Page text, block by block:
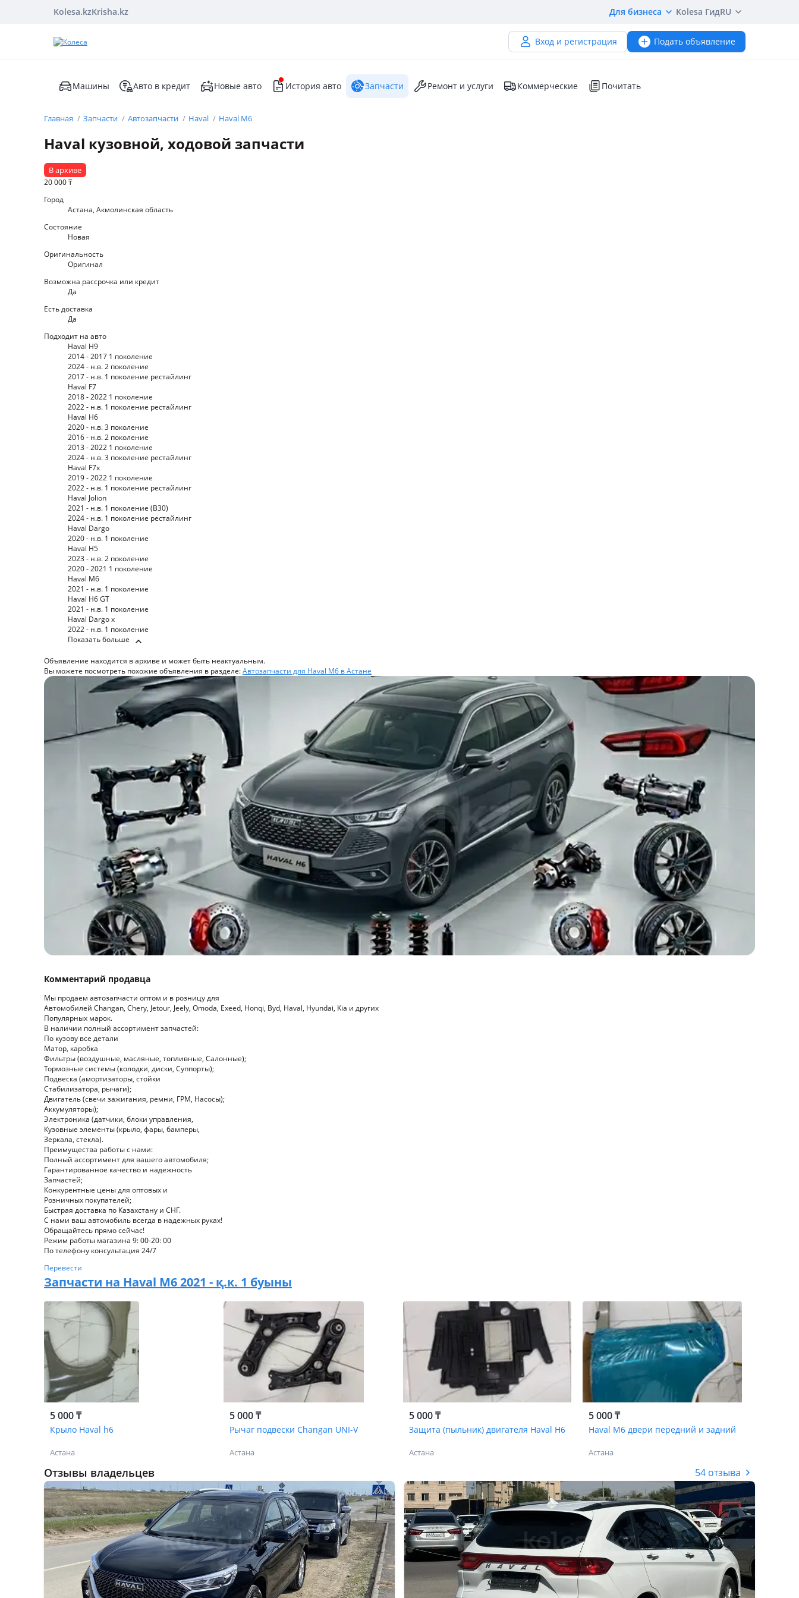
Kolesa.kzKrisha.kz Для бизнеса Kolesa ГидRU
Вход и регистрация Подать объявление
Машины Авто в кредит Новые авто История авто Запчасти Ремонт и услуги Коммерческие Почитать
Главная Запчасти Автозапчасти Haval Haval M6
Haval кузовной, ходовой запчасти
В архиве
20 000₸
Город
Астана, Акмолинская область
Состояние
Новая
Оригинальность
Оригинал
Возможна рассрочка или кредит
Да
Есть доставка
Да
Подходит на авто
Haval H9
2014 - 2017 1 поколение
2024 - н.в. 2 поколение
2017 - н.в. 1 поколение рестайлинг
Haval F7
2018 - 2022 1 поколение
2022 - н.в. 1 поколение рестайлинг
Haval H6
2020 - н.в. 3 поколение
2016 - н.в. 2 поколение
2013 - 2022 1 поколение
2024 - н.в. 3 поколение рестайлинг
Haval F7x
2019 - 2022 1 поколение
2022 - н.в. 1 поколение рестайлинг
Haval Jolion
2021 - н.в. 1 поколение (B30)
2024 - н.в. 1 поколение рестайлинг
Haval Dargo
2020 - н.в. 1 поколение
Haval H5
2023 - н.в. 2 поколение
2020 - 2021 1 поколение
Haval M6
2021 - н.в. 1 поколение
Haval H6 GT
2021 - н.в. 1 поколение
Haval Dargo x
2022 - н.в. 1 поколение
Показать больше
Объявление находится в архиве и может быть неактуальным.
Вы можете посмотреть похожие объявления в разделе:Автозапчасти для Haval M6 в Астане
Комментарий продавца
Мы продаем автозапчасти оптом и в розницу для
Автомобилей Changan, Chery, Jetour, Jeely, Omoda, Exeed, Honqi, Byd, Haval, Hyundai, Kia и других
Популярных марок.
В наличии полный ассортимент запчастей:
По кузову все детали
Матор, каробка
Фильтры (воздушные, масляные, топливные, Салонные);
Тормозные системы (колодки, диски, Суппорты);
Подвеска (амортизаторы, стойки
Стабилизатора, рычаги);
Двигатель (свечи зажигания, ремни, ГРМ, Насосы);
Аккумуляторы);
Электроника (датчики, блоки управления,
Кузовные элементы (крыло, фары, бамперы,
Зеркала, стекла).
Преимущества работы с нами:
Полный ассортимент для вашего автомобиля;
Гарантированное качество и надежность
Запчастей;
Конкурентные цены для оптовых и
Розничных покупателей;
Быстрая доставка по Казахстану и СНГ.
С нами ваш автомобиль всегда в надежных руках!
Обращайтесь прямо сейчас!
Режим работы магазина 9: 00-20: 00
По телефону консультация 24/7
Перевести
Запчасти на Haval M6 2021 - қ.к. 1 буыны
5 000 ₸
Крыло Haval h6
Астана
5 000 ₸
Рычаг подвески Changan UNI-V
Астана
5 000 ₸
Защита (пыльник) двигателя Haval H6
Астана
5 000 ₸
Haval M6 двери передний и задний
Астана
Отзывы владельцев 54 отзыва